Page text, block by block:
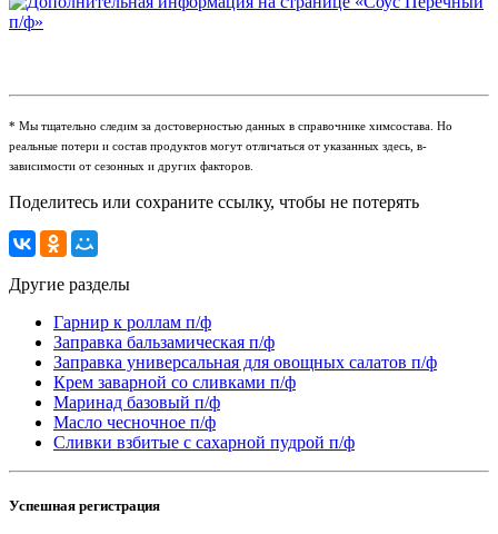
* Мы тщательно следим за достоверностью данных в справочнике химсостава. Но
реальные потери и состав продуктов могут отличаться от указанных здесь, в-
зависимости от сезонных и других факторов.
Поделитесь или сохраните ссылку, чтобы не потерять
Другие разделы
Гарнир к роллам п/ф
Заправка бальзамическая п/ф
Заправка универсальная для овощных салатов п/ф
Крем заварной со сливками п/ф
Маринад базовый п/ф
Масло чесночное п/ф
Сливки взбитые с сахарной пудрой п/ф
Успешная регистрация